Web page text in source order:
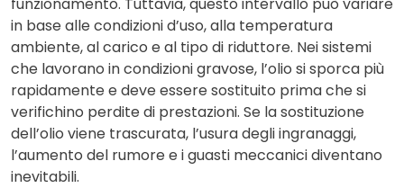
in base alle condizioni d’uso, alla temperatura
ambiente, al carico e al tipo di riduttore. Nei sistemi
che lavorano in condizioni gravose, l’olio si sporca più
rapidamente e deve essere sostituito prima che si
verifichino perdite di prestazioni. Se la sostituzione
dell’olio viene trascurata, l’usura degli ingranaggi,
l’aumento del rumore e i guasti meccanici diventano
inevitabili.